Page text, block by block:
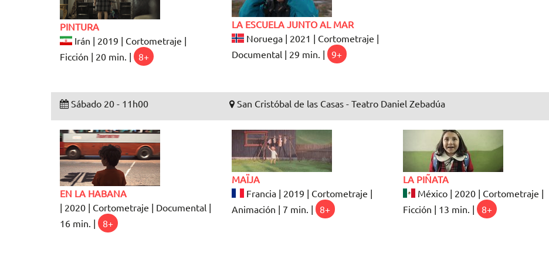
PINTURA
Irán | 2019 | Cortometraje |
Ficción | 20 min. |
8+
LA ESCUELA JUNTO AL MAR
Noruega | 2021 | Cortometraje |
Documental | 29 min. |
9+
Sábado 20 - 11h00 San Cristóbal de las Casas - Teatro Daniel Zebadúa
EN LA HABANA
| 2020 | Cortometraje | Documental |
16 min. |
8+
MAÏJA
Francia | 2019 | Cortometraje |
Animación | 7 min. |
8+
LA PIÑATA
México | 2020 | Cortometraje |
Ficción | 13 min. |
8+